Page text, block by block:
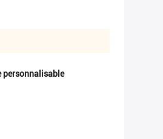
personnalisable